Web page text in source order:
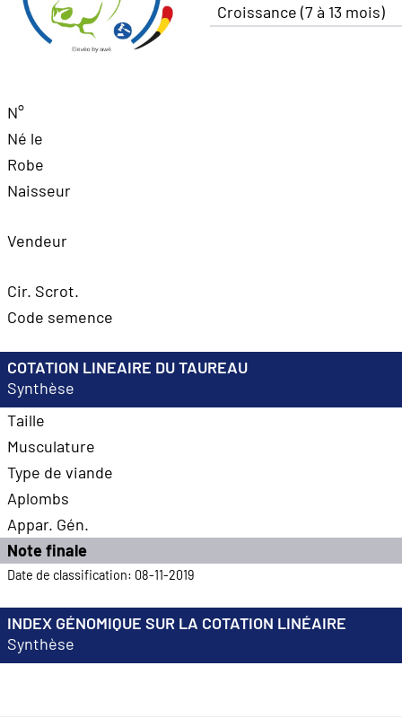
Croissance (7 à 13 mois)
N°
Né le
Robe
Naisseur
Vendeur
Cir. Scrot.
Code semence
COTATION LINEAIRE DU TAUREAU
Synthèse
Taille
Musculature
Type de viande
Aplombs
Appar. Gén.
Note finale
Date de classification: 08-11-2019
INDEX GÉNOMIQUE SUR LA COTATION LINÉAIRE
Synthèse